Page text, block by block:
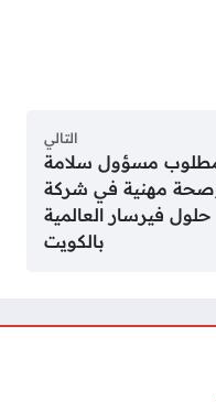
التالي
مسؤول سلامة
مهنية في شركة
حلول فيرسار العالمية
بالكويت